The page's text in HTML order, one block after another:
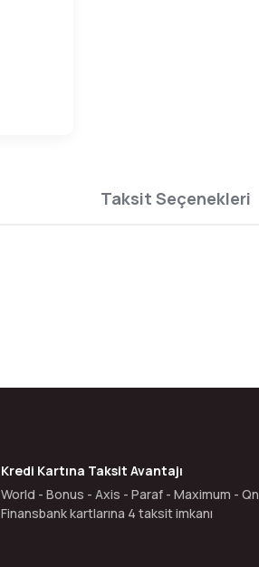
Taksit Seçenekleri
Kredi Kartına Taksit Avantajı
World - Bonus - Axis - Paraf - Maximum -
Finansbank kartlarına 4 taksit imkanı